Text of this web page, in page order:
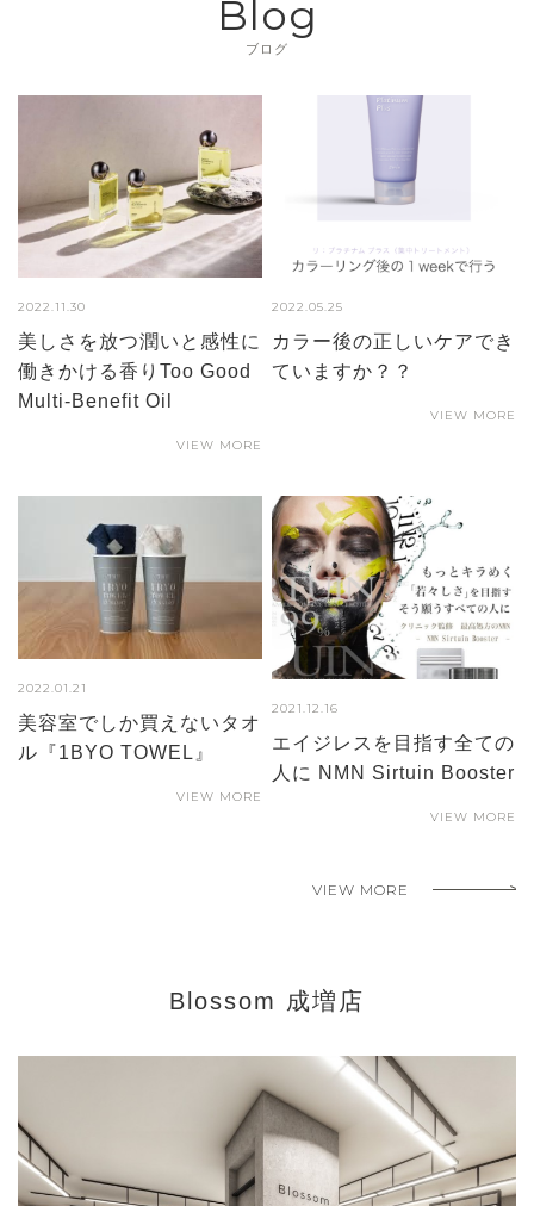
Blog
ブログ
2022.11.30
美しさを放つ潤いと感性に
働きかける香りToo Good
Multi-Benefit Oil
VIEW MORE
2022.05.25
カラー後の正しいケアでき
ていますか？？
VIEW MORE
2022.01.21
美容室でしか買えないタオ
ル『1BYO TOWEL』
VIEW MORE
2021.12.16
エイジレスを目指す全ての
人に NMN Sirtuin Booster
VIEW MORE
VIEW MORE
Blossom 成増店